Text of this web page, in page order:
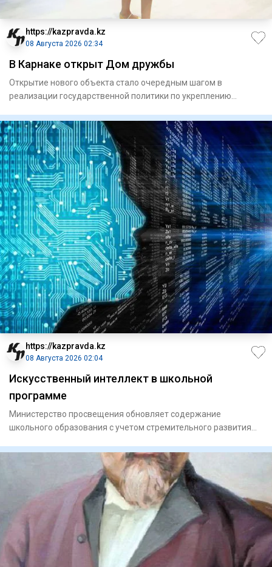
https://kazpravda.kz
08 Августа 2026 02:34
В Карнаке открыт Дом дружбы
Открытие нового объекта стало очередным шагом в
реализации государственной политики по укреп­лению
https://kazpravda.kz
08 Августа 2026 02:04
Искусственный интеллект в школьной
программе
Министерство просвещения обновляет содержание
школьного образования с учетом стремительного развития